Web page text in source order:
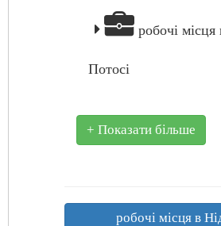
робочі
Потосі
+ Показати більше
робочі місця в